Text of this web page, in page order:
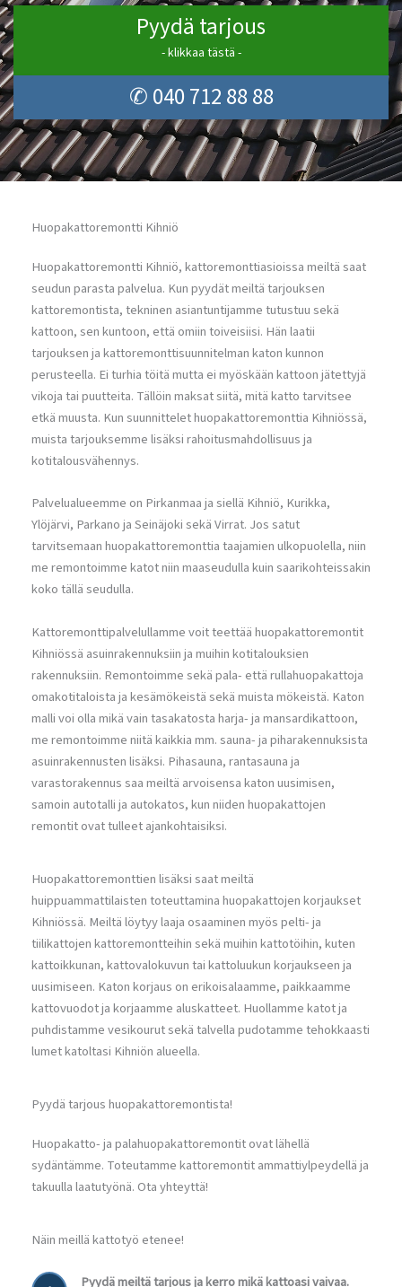
Pyydä tarjous
- klikkaa tästä -
✆ 040 712 88 88
Huopakattoremontti Kihniö
Huopakattoremontti Kihniö, kattoremonttiasioissa meiltä saat
seudun parasta palvelua. Kun pyydät meiltä tarjouksen
kattoremontista, tekninen asiantuntijamme tutustuu sekä
kattoon, sen kuntoon, että omiin toiveisiisi. Hän laatii
tarjouksen ja kattoremonttisuunnitelman katon kunnon
perusteella. Ei turhia töitä mutta ei myöskään kattoon jätettyjä
vikoja tai puutteita. Tällöin maksat siitä, mitä katto tarvitsee
etkä muusta. Kun suunnittelet huopakattoremonttia Kihniössä,
muista tarjouksemme lisäksi rahoitusmahdollisuus ja
kotitalousvähennys.
Palvelualueemme on Pirkanmaa ja siellä Kihniö, Kurikka,
Ylöjärvi, Parkano ja Seinäjoki sekä Virrat. Jos satut
tarvitsemaan huopakattoremonttia taajamien ulkopuolella, niin
me remontoimme katot niin maaseudulla kuin saarikohteissakin
koko tällä seudulla.
Kattoremonttipalvelullamme voit teettää huopakattoremontit
Kihniössä asuinrakennuksiin ja muihin kotitalouksien
rakennuksiin. Remontoimme sekä pala- että rullahuopakattoja
omakotitaloista ja kesämökeistä sekä muista mökeistä. Katon
malli voi olla mikä vain tasakatosta harja- ja mansardikattoon,
me remontoimme niitä kaikkia mm. sauna- ja piharakennuksista
asuinrakennusten lisäksi. Pihasauna, rantasauna ja
varastorakennus saa meiltä arvoisensa katon uusimisen,
samoin autotalli ja autokatos, kun niiden huopakattojen
remontit ovat tulleet ajankohtaisiksi.
Huopakattoremonttien lisäksi saat meiltä
huippuammattilaisten toteuttamina huopakattojen korjaukset
Kihniössä. Meiltä löytyy laaja osaaminen myös pelti- ja
tiilikattojen kattoremontteihin sekä muihin kattotöihin, kuten
kattoikkunan, kattovalokuvun tai kattoluukun korjaukseen ja
uusimiseen. Katon korjaus on erikoisalaamme, paikkaamme
kattovuodot ja korjaamme aluskatteet. Huollamme katot ja
puhdistamme vesikourut sekä talvella pudotamme tehokkaasti
lumet katoltasi Kihniön alueella.
Pyydä tarjous huopakattoremontista!
Huopakatto- ja palahuopakattoremontit ovat lähellä
sydäntämme. Toteutamme kattoremontit ammattiylpeydellä ja
takuulla laatutyönä. Ota yhteyttä!
Näin meillä kattotyö etenee!
Pyydä meiltä tarjous ja kerro mikä kattoasi vaivaa.